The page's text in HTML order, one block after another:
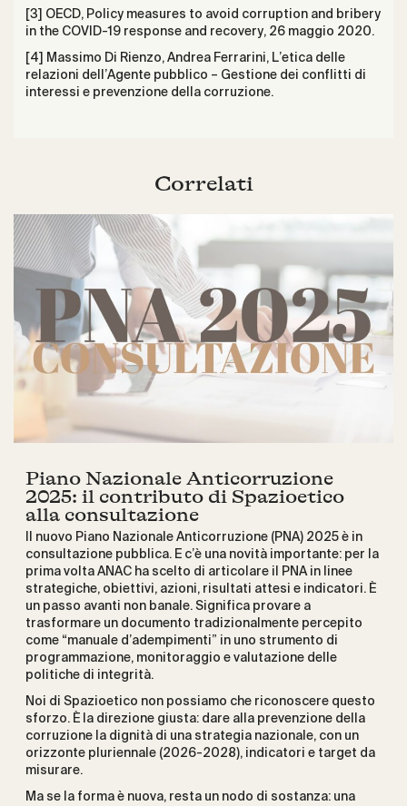
[3] OECD, Policy measures to avoid corruption and bribery
in the COVID-19 response and recovery, 26 maggio 2020.
[4] Massimo Di Rienzo, Andrea Ferrarini, L’etica delle
relazioni dell’Agente pubblico – Gestione dei conflitti di
interessi e prevenzione della corruzione.
Correlati
Piano Nazionale Anticorruzione
2025: il contributo di Spazioetico
alla consultazione
Il nuovo Piano Nazionale Anticorruzione (PNA) 2025 è in
consultazione pubblica. E c’è una novità importante: per la
prima volta ANAC ha scelto di articolare il PNA in linee
strategiche, obiettivi, azioni, risultati attesi e indicatori. È
un passo avanti non banale. Significa provare a
trasformare un documento tradizionalmente percepito
come “manuale d’adempimenti” in uno strumento di
programmazione, monitoraggio e valutazione delle
politiche di integrità.
Noi di Spazioetico non possiamo che riconoscere questo
sforzo. È la direzione giusta: dare alla prevenzione della
corruzione la dignità di una strategia nazionale, con un
orizzonte pluriennale (2026-2028), indicatori e target da
misurare.
Ma se la forma è nuova, resta un nodo di sostanza: una